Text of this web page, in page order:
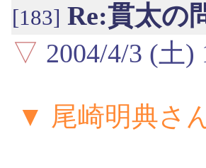
[183] Re:貫太の
▽ 2004/4/3 (土)
▼ 尾崎明典さ